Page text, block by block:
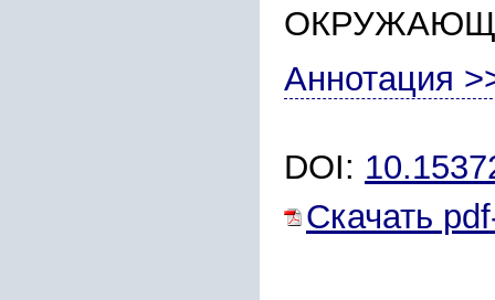
Аннотация
DOI:
Скачать